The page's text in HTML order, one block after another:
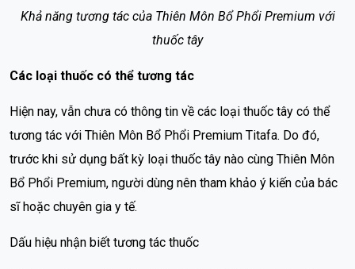
Khả năng tương tác của Thiên Môn Bổ Phổi Premium với
thuốc tây
Các loại thuốc có thể tương tác
Hiện nay, vẫn chưa có thông tin về các loại thuốc tây có thể
tương tác với Thiên Môn Bổ Phổi Premium Titafa. Do đó,
trước khi sử dụng bất kỳ loại thuốc tây nào cùng Thiên Môn
Bổ Phổi Premium, người dùng nên tham khảo ý kiến của bác
sĩ hoặc chuyên gia y tế.
Dấu hiệu nhận biết tương tác thuốc